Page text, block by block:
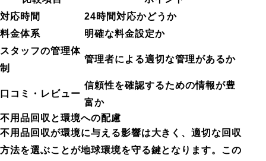
対応時間
24時間対応かどうか
料金体系
明確な料金設定か
スタッフの管理体
制
管理者による適切な管理があるか
口コミ・レビュー
信頼性を確認するための情報が豊
富か
不用品回収と環境への配慮
不用品回収が環境に与える影響は大きく、適切な回収
方法を選ぶことが地球環境を守る鍵となります。この